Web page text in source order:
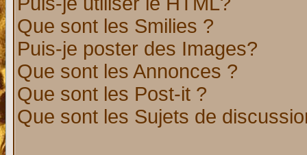
Que sont les Smilies ?
Puis-je poster des Images?
Que sont les Annonces ?
Que sont les Post-it ?
Que sont les Sujets de